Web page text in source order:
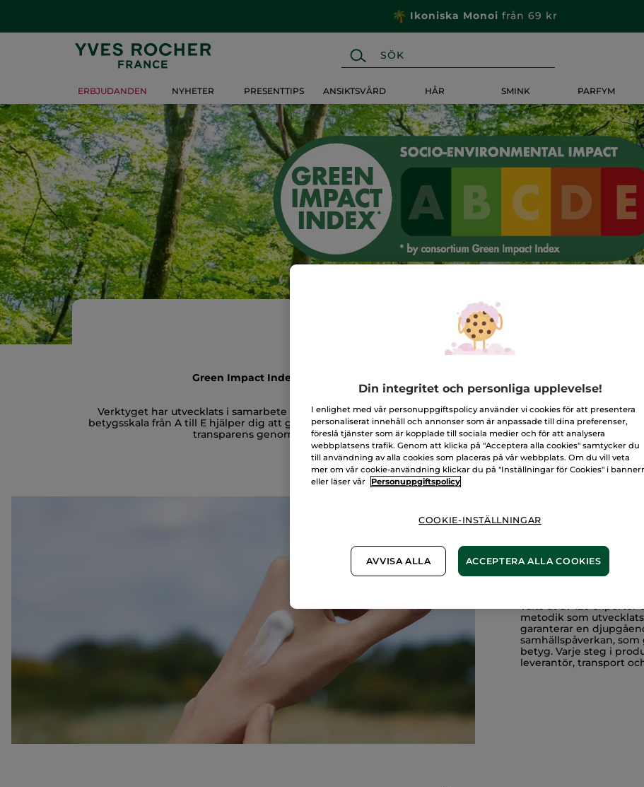
Ikoniska Monoi från 69 kr
ERBJUDANDEN NYHETER PRESENTTIPS ANSIKTSVÅRD HÅR SMINK PARFYM
GREEN IMPACT INDEX
Green Impact Index är ett uttryck för vårt ständiga engagemang för transparens
Verktyget har utvecklats i samarbete med 24 grundande varumärken och utvärderar varje produkts miljö-
betygsskala från A till E hjälper dig att göra mer engagerade val, för en allt mer ansvarsfull konsumtion. På
transparens genom att tillhandahålla tydlig, relevant och tillförlitlig information om
HUR
Green Impact Index
valts ut av 120
metodik som
garanterar en
samhällspåverkan,
betyg. Varje steg i
leverantör, transport
Din integritet och personliga upplevelse!
I enlighet med vår personuppgiftspolicy använder vi cookies för att presentera
personaliserat innehåll och annonser som är anpassade till dina preferenser,
föreslå tjänster som är kopplade till sociala medier och för att analysera
webbplatsens trafik. Genom att klicka på "Acceptera alla cookies" samtycker du
till användning av alla cookies som placeras på vår webbplats. Om du vill veta
mer om vår cookie-användning klickar du på "Inställningar för Cookies" i
eller läser vår
Personuppgiftspolicy
COOKIE-INSTÄLLNINGAR
AVVISA ALLA ACCEPTERA ALLA COOKIES